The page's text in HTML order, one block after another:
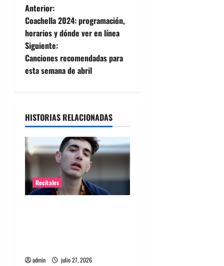
N
a
v
e
a
c
i
ó
n
Anterior:
Coachella 2024: programación,
horarios y dónde ver en línea
Siguiente:
Canciones recomendadas para
esta semana de abril
HISTORIAS RELACIONADAS
Recitales
admin julio 27, 2026